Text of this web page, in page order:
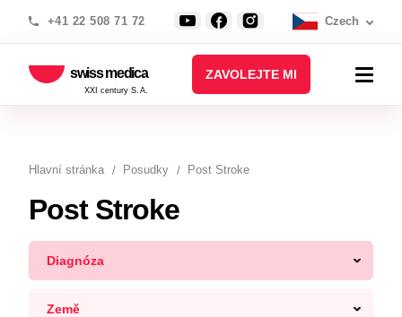
+41 22 508 71 72 Czech
swiss medica
XXI century S.A.
ZAVOLEJTE MI
Hlavní stránka Posudky Post Stroke
Post Stroke
Diagnóza
Země